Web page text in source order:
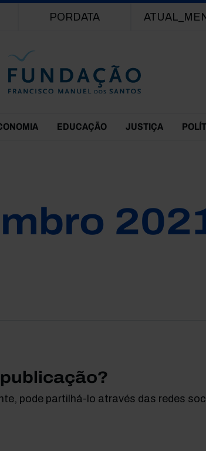
PORDATA
EDUCAÇÃO JUSTIÇA
pode partilhá-lo através das redes